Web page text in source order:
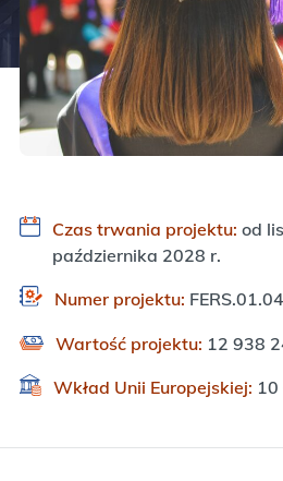
Czas trwania projektu: od
października 2028 r.
Numer projektu:
Wartość projektu: 12 938
Wkład Unii Europejskiej: 10